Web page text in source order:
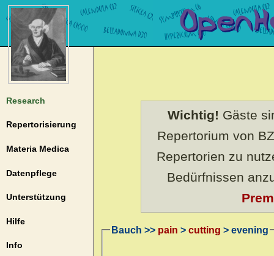
Research
Repertorisierung
Materia Medica
Datenpflege
Unterstützung
Hilfe
Info
Wichtig! Gäste
Repertorium von
Repertorien zu
Bedürfnissen
Bauch >> pain > cutting > evening